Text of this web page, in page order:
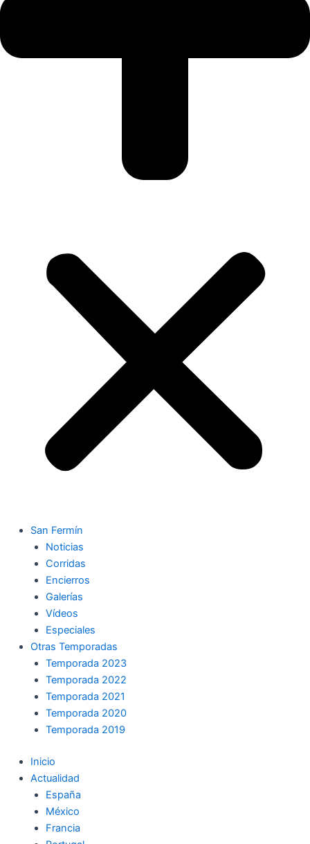
San Fermín
Noticias
Corridas
Encierros
Galerías
Vídeos
Especiales
Otras Temporadas
Temporada 2023
Temporada 2022
Temporada 2021
Temporada 2020
Temporada 2019
Inicio
Actualidad
España
México
Francia